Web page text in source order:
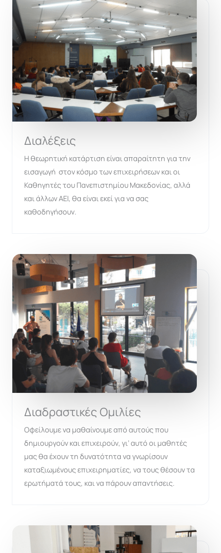
Διαλέξεις
Η θεωρητική κατάρτιση είναι απαραίτητη για την
εισαγωγή στον κόσμο των επιχειρήσεων και οι
Καθηγητές του Πανεπιστημίου Μακεδονίας, αλλά
και άλλων ΑΕΙ, θα είναι εκεί για να σας
καθοδηγήσουν.
Διαδραστικές Ομιλίες
Οφείλουμε να μαθαίνουμε από αυτούς που
δημιουργούν και επιχειρούν, γι’ αυτό οι μαθητές
μας θα έχουν τη δυνατότητα να γνωρίσουν
καταξιωμένους επιχειρηματίες, να τους θέσουν τα
ερωτήματά τους, και να πάρουν απαντήσεις.